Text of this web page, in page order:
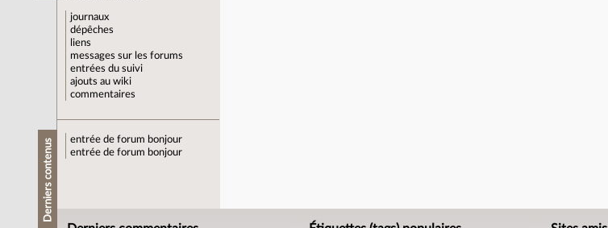
journaux
dépêches
liens
messages sur les forums
entrées du suivi
ajouts au wiki
commentaires
Derniers contenus entrée de forum bonjour
entrée de forum bonjour